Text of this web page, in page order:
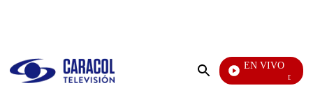
Enviar
EN VIVO
Día A Día